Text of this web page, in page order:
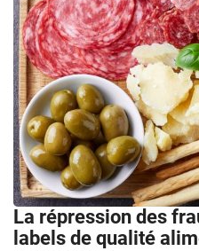
La répression des
labels de qualité